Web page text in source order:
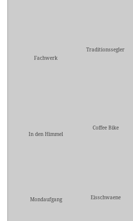
Fachwerk
Traditionssegler
In den Himmel
Coffee Bike
Mondaufgang
Eisschwaene